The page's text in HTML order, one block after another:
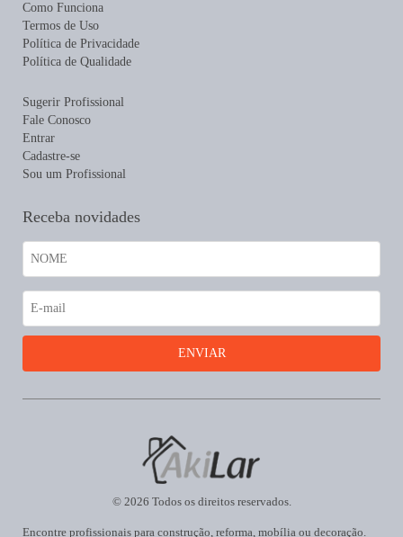
Como Funciona
Termos de Uso
Política de Privacidade
Política de Qualidade
Sugerir Profissional
Fale Conosco
Entrar
Cadastre-se
Sou um Profissional
Receba novidades
Encontre profissionais para construção, reforma, mobília ou decoração.
© 2026 Todos os direitos reservados.